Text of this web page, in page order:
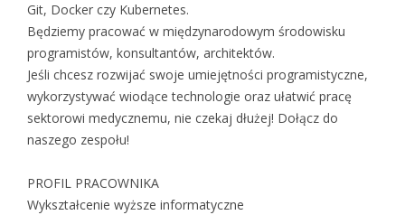
Git, Docker czy Kubernetes.
Będziemy pracować w międzynarodowym środowisku
programistów, konsultantów, architektów.
Jeśli chcesz rozwijać swoje umiejętności programistyczne,
wykorzystywać wiodące technologie oraz ułatwić pracę
sektorowi medycznemu, nie czekaj dłużej! Dołącz do
naszego zespołu!
PROFIL PRACOWNIKA
Wykształcenie wyższe informatyczne